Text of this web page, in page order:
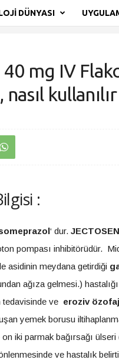
DÜNYASI
40 mg IV
kullanılır
:
‘ dur. JECTOSEN
pompası inhibitörüdür.
asidinin meydana getirdiği
ağıza gelmesi.)
tedavisinde ve eroziv
yemek borusu
iki parmak bağırsağı
ve hastalık